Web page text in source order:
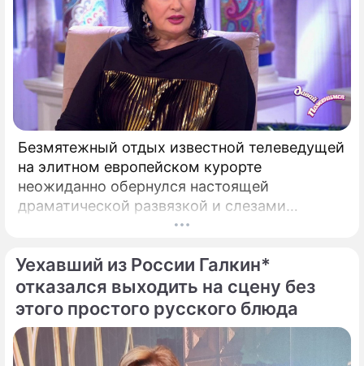
Безмятежный отдых известной телеведущей
на элитном европейском курорте
неожиданно обернулся настоящей
драматической развязкой и слезами
отчаяния. Роскошный отпуск популярной
России Ларисы Гузеевой на побережье
Болгарии неожиданно омрачился тяжелыми
переживаниями.
Уехавший из России Галкин*
отказался выходить на сцену без
этого простого русского блюда